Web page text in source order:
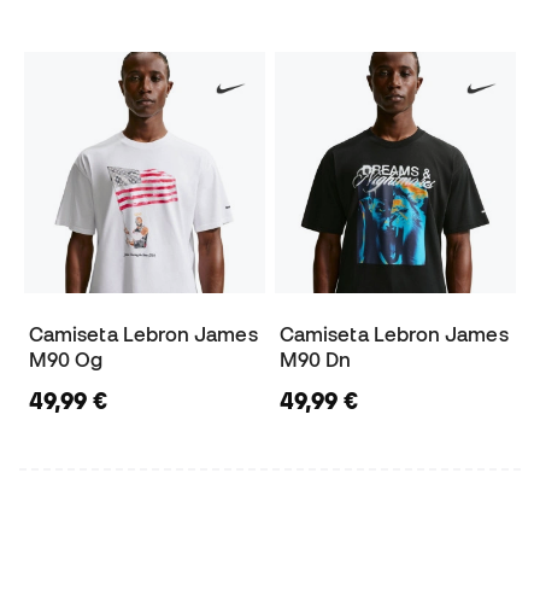
Camiseta Lebron James
M90 Og
49,99 €
Camiseta Lebron James
M90 Dn
49,99 €